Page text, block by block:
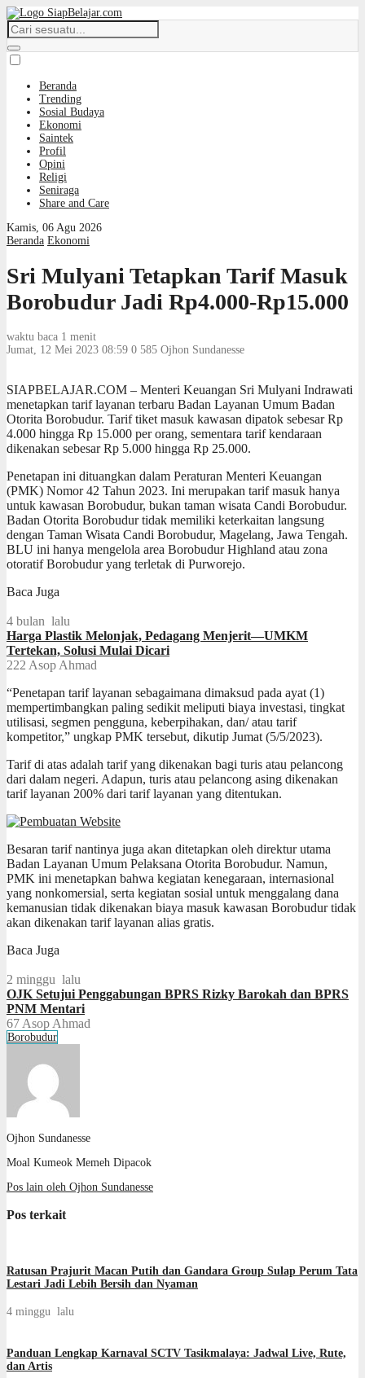
Beranda
Trending
Sosial Budaya
Ekonomi
Saintek
Profil
Opini
Religi
Seniraga
Share and Care
Kamis, 06 Agu 2026
Beranda Ekonomi
Sri Mulyani Tetapkan Tarif Masuk
Borobudur Jadi Rp4.000-Rp15.000
waktu baca 1 menit
Jumat, 12 Mei 2023 08:59 0 585 Ojhon Sundanesse
SIAPBELAJAR.COM – Menteri Keuangan Sri Mulyani Indrawati
menetapkan tarif layanan terbaru Badan Layanan Umum Badan
Otorita Borobudur. Tarif tiket masuk kawasan dipatok sebesar Rp
4.000 hingga Rp 15.000 per orang, sementara tarif kendaraan
dikenakan sebesar Rp 5.000 hingga Rp 25.000.
Penetapan ini dituangkan dalam Peraturan Menteri Keuangan
(PMK) Nomor 42 Tahun 2023. Ini merupakan tarif masuk hanya
untuk kawasan Borobudur, bukan taman wisata Candi Borobudur.
Badan Otorita Borobudur tidak memiliki keterkaitan langsung
dengan Taman Wisata Candi Borobudur, Magelang, Jawa Tengah.
BLU ini hanya mengelola area Borobudur Highland atau zona
otoratif Borobudur yang terletak di Purworejo.
Baca Juga
4 bulan lalu
Harga Plastik Melonjak, Pedagang Menjerit—UMKM
Tertekan, Solusi Mulai Dicari
222 Asop Ahmad
“Penetapan tarif layanan sebagaimana dimaksud pada ayat (1)
mempertimbangkan paling sedikit meliputi biaya investasi, tingkat
utilisasi, segmen pengguna, keberpihakan, dan/ atau tarif
kompetitor,” ungkap PMK tersebut, dikutip Jumat (5/5/2023).
Tarif di atas adalah tarif yang dikenakan bagi turis atau pelancong
dari dalam negeri. Adapun, turis atau pelancong asing dikenakan
tarif layanan 200% dari tarif layanan yang ditentukan.
Besaran tarif nantinya juga akan ditetapkan oleh direktur utama
Badan Layanan Umum Pelaksana Otorita Borobudur. Namun,
PMK ini menetapkan bahwa kegiatan kenegaraan, internasional
yang nonkomersial, serta kegiatan sosial untuk menggalang dana
kemanusian tidak dikenakan biaya masuk kawasan Borobudur tidak
akan dikenakan tarif layanan alias gratis.
Baca Juga
2 minggu lalu
OJK Setujui Penggabungan BPRS Rizky Barokah dan BPRS
PNM Mentari
67 Asop Ahmad
Borobudur
Ojhon Sundanesse
Moal Kumeok Memeh Dipacok
Pos lain oleh Ojhon Sundanesse
Pos terkait
Ratusan Prajurit Macan Putih dan Gandara Group Sulap Perum Tata
Lestari Jadi Lebih Bersih dan Nyaman
4 minggu lalu
Panduan Lengkap Karnaval SCTV Tasikmalaya: Jadwal Live, Rute,
dan Artis